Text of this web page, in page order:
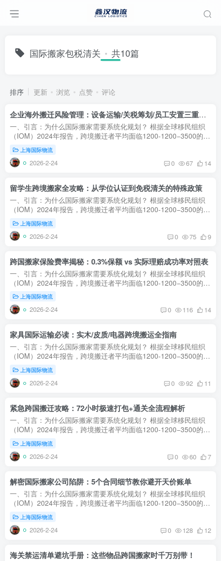
国际搬家包税清关 共10篇
排序 更新 浏览 点赞 评论
企业海外搬迁风险管理：设备运输/关税筹划/员工安置三重保障体系
一、引言：为什么国际搬家需要系统化规划？‌ 根据全球移民组织
（IOM）2024年报告，跨境搬迁者平均面临‌1200-1200−3500‌的额
外费用和‌3-6周‌的延误，主要源于海关政策误解、运输方式选择...
上海国际物流
2026-2-24 0 67 14
留学生跨境搬家全攻略：从学位认证到免税清关的特殊政策
一、引言：为什么国际搬家需要系统化规划？‌ 根据全球移民组织
（IOM）2024年报告，跨境搬迁者平均面临‌1200-1200−3500‌的额
外费用和‌3-6周‌的延误，主要源于海关政策误解、运输方式选择...
上海国际物流
2026-2-24 0 75 9
跨国搬家保险费率揭秘：0.3%保额 vs 实际理赔成功率对照表
一、引言：为什么国际搬家需要系统化规划？‌ 根据全球移民组织
（IOM）2024年报告，跨境搬迁者平均面临‌1200-1200−3500‌的额
外费用和‌3-6周‌的延误，主要源于海关政策误解、运输方式选择...
上海国际物流
2026-2-24 0 116 14
家具国际运输必读：实木/皮质/电器跨境搬运全指南
一、引言：为什么国际搬家需要系统化规划？‌ 根据全球移民组织
（IOM）2024年报告，跨境搬迁者平均面临‌1200-1200−3500‌的额
外费用和‌3-6周‌的延误，主要源于海关政策误解、运输方式选择...
上海国际物流
2026-2-24 0 92 11
紧急跨国搬迁攻略：72小时极速打包+通关全流程解析
一、引言：为什么国际搬家需要系统化规划？‌ 根据全球移民组织
（IOM）2024年报告，跨境搬迁者平均面临‌1200-1200−3500‌的额
外费用和‌3-6周‌的延误，主要源于海关政策误解、运输方式选择...
上海国际物流
2026-2-24 0 60 7
解密国际搬家公司陷阱：5个合同细节教你避开天价账单
一、引言：为什么国际搬家需要系统化规划？‌ 根据全球移民组织
（IOM）2024年报告，跨境搬迁者平均面临‌1200-1200−3500‌的额
外费用和‌3-6周‌的延误，主要源于海关政策误解、运输方式选择...
上海国际物流
2026-2-24 0 128 12
海关禁运清单避坑手册：这些物品跨国搬家时千万别带！